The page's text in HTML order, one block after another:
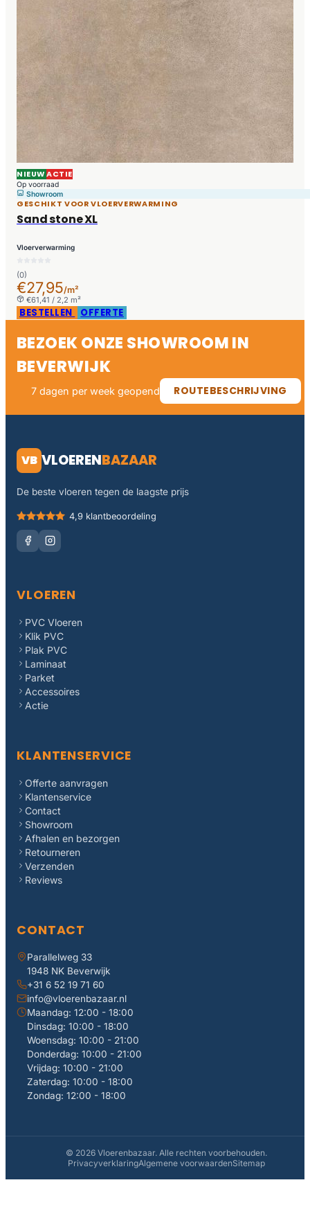
NIEUWACTIE
Op voorraad
Showroom
GESCHIKT VOOR VLOERVERWARMING
Sand stone XL
Vloerverwarming
(0)
€27,95/m²
€61,41 / 2,2 m²
BESTELLEN OFFERTE
BEZOEK ONZE SHOWROOM IN
BEVERWIJK
7 dagen per week geopend ROUTEBESCHRIJVING
VB VLOERENBAZAAR
De beste vloeren tegen de laagste prijs
4,9 klantbeoordeling
VLOEREN
PVC Vloeren
Klik PVC
Plak PVC
Laminaat
Parket
Accessoires
Actie
KLANTENSERVICE
Offerte aanvragen
Klantenservice
Contact
Showroom
Afhalen en bezorgen
Retourneren
Verzenden
Reviews
CONTACT
Parallelweg 33
1948 NK Beverwijk
+31 6 52 19 71 60
info@vloerenbazaar.nl
Maandag: 12:00 - 18:00
Dinsdag: 10:00 - 18:00
Woensdag: 10:00 - 21:00
Donderdag: 10:00 - 21:00
Vrijdag: 10:00 - 21:00
Zaterdag: 10:00 - 18:00
Zondag: 12:00 - 18:00
© 2026 Vloerenbazaar. Alle rechten voorbehouden.
PrivacyverklaringAlgemene voorwaardenSitemap